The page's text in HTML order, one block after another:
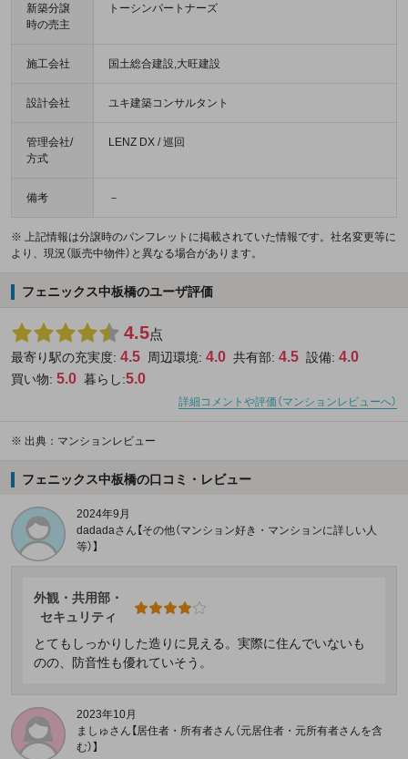
新築分譲
時の売主
トーシンパートナーズ
施工会社 国土総合建設,大旺建設
設計会社 ユキ建築コンサルタント
管理会社/
方式
LENZ DX / 巡回
備考 －
※ 上記情報は分譲時のパンフレットに掲載されていた情報です。社名変更等に
より、現況（販売中物件）と異なる場合があります。
フェニックス中板橋のユーザ評価
4.5点
最寄り駅の充実度: 4.5 周辺環境: 4.0 共有部: 4.5 設備: 4.0
買い物: 5.0 暮らし:5.0
詳細コメントや評価（マンションレビューへ）
※ 出典：マンションレビュー
フェニックス中板橋の口コミ・レビュー
2024年9月
dadadaさん【その他（マンション好き・マンションに詳しい人
等）】
外観・共用部・
セキュリティ
とてもしっかりした造りに見える。実際に住んでいないも
のの、防音性も優れていそう。
2023年10月
ましゅさん【居住者・所有者さん（元居住者・元所有者さんを含
む）】